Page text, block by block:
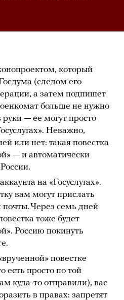
который
(следом его
а затем подпишет
больше не нужно
— ее могут просто
Неважно,
или нет: такая повестка
— и автоматически
на «Госуслугах».
вам могут прислать
Через семь дней
тоже будет
Россию покинуть
повестке
есть просто по той
куда-то отправили), вас
в правах: запретят